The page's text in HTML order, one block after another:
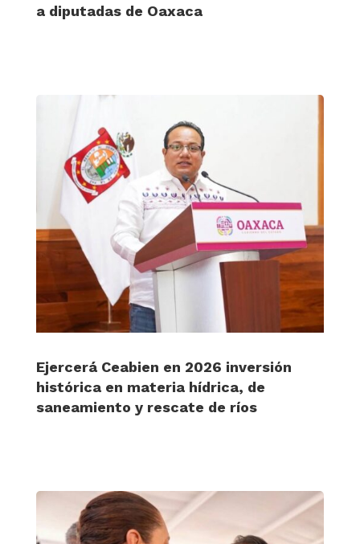
a diputadas de Oaxaca
Ejercerá Ceabien en 2026 inversión
histórica en materia hídrica, de
saneamiento y rescate de ríos